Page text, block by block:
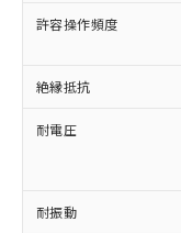
許容操作頻度
絶縁抵抗
耐電圧
耐振動
正式
様の
ムロ
オム
在庫
事前
(PBDE)
ル) (DEHP)(別
ルベンジル（
（DBP）
(DIBP) 1000ppm
但し、RoHS指
フタル酸エス
図的な使用が
ニル類) :
ル類) : 1000ppm
DBP(フタル酸
イソブチル) :
ル) : 1000ppm、
DEHP(フタル
「ｅ」：有
当社
全に
いよ
当社
ル、
武器
当社
場合
○